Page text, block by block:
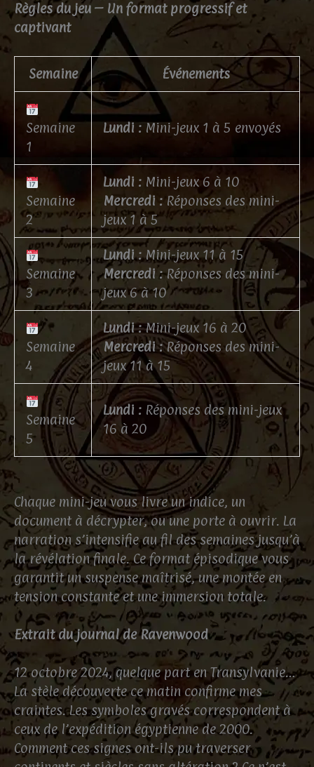
Règles du jeu – Un format progressif et
captivant
Semaine Événements
Semaine
1
Lundi : Mini-jeux 1 à 5 envoyés
Semaine
2
Lundi : Mini-jeux 6 à 10
Mercredi : Réponses des mini-
jeux 1 à 5
Semaine
3
Lundi :Mini-jeux 11 à 15
Mercredi :Réponses des mini-
jeux 6 à 10
Semaine
4
Lundi :Mini-jeux 16 à 20
Mercredi :Réponses des mini-
jeux 11 à 15
Semaine
5
Lundi : Réponses des mini-jeux
16 à 20
Chaque mini-jeu vous livre un indice, un
document à décrypter, ou une porte à ouvrir. La
narration s’intensifie au fil des semaines jusqu’à
la révélation finale. Ce format épisodique vous
garantit un suspense maîtrisé, une montée en
tension constante et une immersion totale.
Extrait du journal de Ravenwood
12 octobre 2024, quelque part en Transylvanie…
La stèle découverte ce matin confirme mes
craintes. Les symboles gravés correspondent à
ceux de l’expédition égyptienne de 2000.
Comment ces signes ont-ils pu traverser